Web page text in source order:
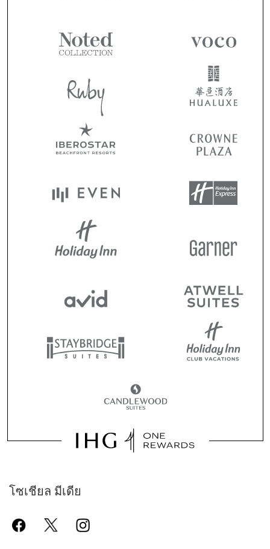
โซเชียล มีเดีย